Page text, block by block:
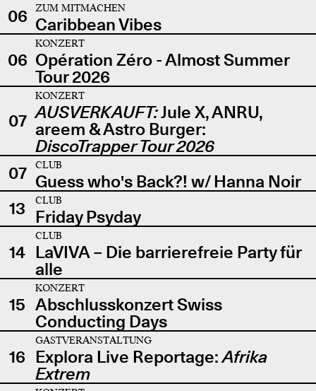
06
ZUM MITMACHEN
Caribbean Vibes
06
KONZERT
Opération Zéro - Almost Summer
Tour 2026
07
KONZERT
AUSVERKAUFT:Jule X, ANRU,
areem & Astro Burger:
DiscoTrapper Tour 2026
07
CLUB
Guess who's Back?! w/ Hanna Noir
13
CLUB
Friday Psyday
14
CLUB
LaVIVA – Die barrierefreie Party für
alle
15
KONZERT
Abschlusskonzert Swiss
Conducting Days
16
GASTVERANSTALTUNG
Explora Live Reportage:Afrika
Extrem